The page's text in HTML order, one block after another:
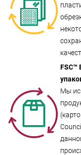
FSC™
Мы